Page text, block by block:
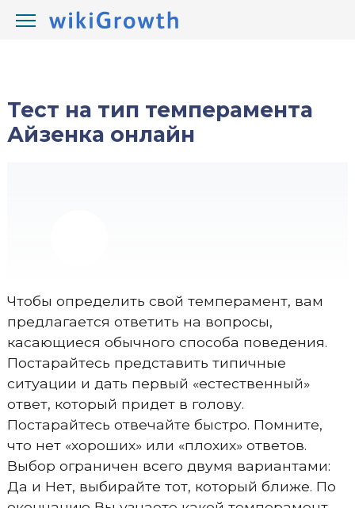
wikiGrowth.com / Тесты / кто я
Тест на тип темперамента
Айзенка онлайн
Чтобы определить свой темперамент, вам
предлагается ответить на вопросы,
касающиеся обычного способа поведения.
Постарайтесь представить типичные
ситуации и дать первый «естественный»
ответ, который придет в голову.
Постарайтесь отвечайте быстро. Помните,
что нет «хороших» или «плохих» ответов.
Выбор ограничен всего двумя вариантами:
Да и Нет, выбирайте тот, который ближе. По